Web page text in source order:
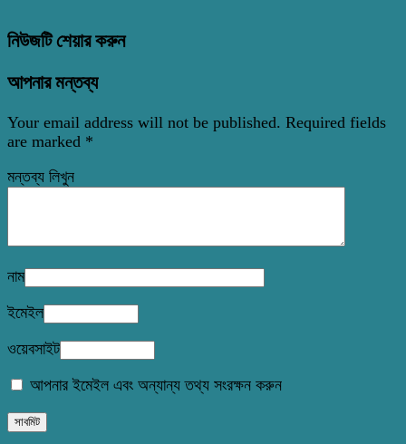
নিউজটি শেয়ার করুন
আপনার মন্তব্য
Your email address will not be published. Required fields
are marked *
মন্তব্য লিখুন
নাম
ইমেইল
ওয়েবসাইট
আপনার ইমেইল এবং অন্যান্য তথ্য সংরক্ষন করুন